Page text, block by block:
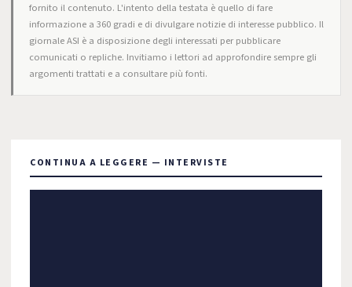
fornito il contenuto. L'intento della testata è quello di fare
informazione a 360 gradi e di divulgare notizie di interesse pubblico. Il
giornale ASI è a disposizione degli interessati per pubblicare
comunicati o repliche. Invitiamo i lettori ad approfondire sempre gli
argomenti trattati e a consultare più fonti.
CONTINUA A LEGGERE — INTERVISTE